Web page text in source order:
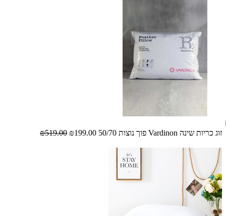
זוג כריות שינה Vardinon פוך נוצות 50/70 ₪199.00
₪519.00